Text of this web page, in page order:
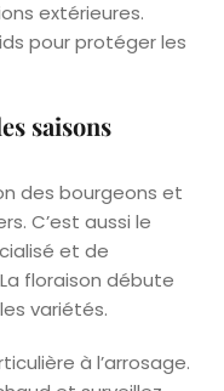
extérieures.
pour protéger les
saisons
des bourgeons et
C’est aussi le
et de
floraison débute
variétés.
à l’arrosage.